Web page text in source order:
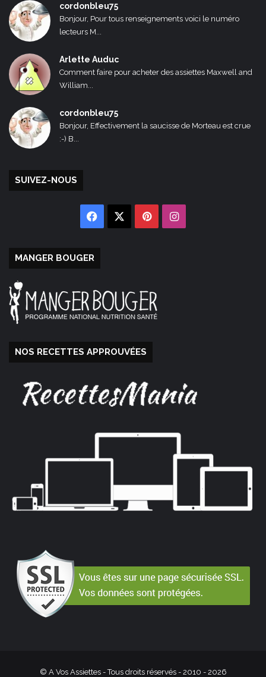
cordonbleu75
Bonjour, Pour tous renseignements voici le numéro
lecteurs M...
Arlette Auduc
Comment faire pour acheter des assiettes Maxwell and
William...
cordonbleu75
Bonjour, Effectivement la saucisse de Morteau est crue
:-) B...
SUIVEZ-NOUS
Facebook PinterestInstagram
MANGER BOUGER
NOS RECETTES APPROUVÉES
© A Vos Assiettes - Tous droits réservés - 2010 - 2026